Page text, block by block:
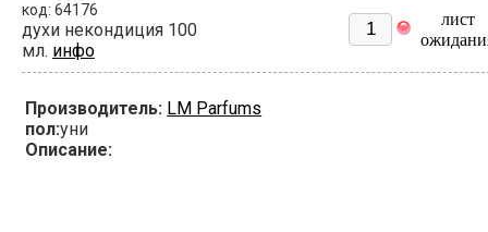
код: 64176
духи некондиция 100
мл. инфо
лист
Производитель: LM Parfums
пол:уни
Описание: